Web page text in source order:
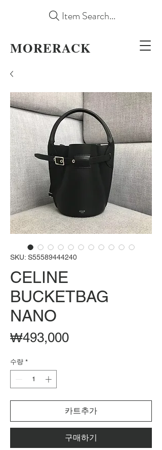
MORERACK
Item Search...
SKU: S55589444240
CELINE
BUCKETBAG
NANO
₩493,000가
수량 *
카트추가
구매하기